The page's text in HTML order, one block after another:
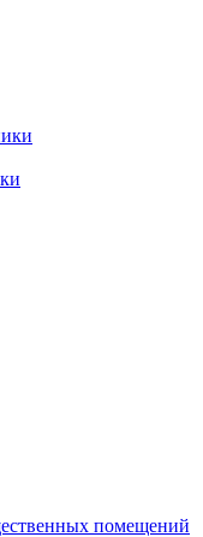
помещений